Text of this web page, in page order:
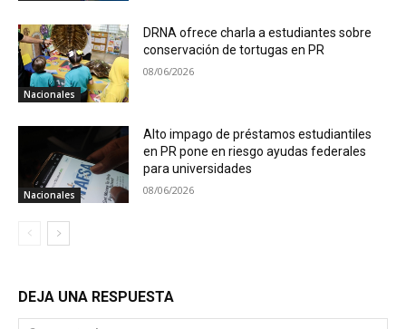
Nacionales
DRNA ofrece charla a estudiantes sobre
conservación de tortugas en PR
08/06/2026
Nacionales
Alto impago de préstamos estudiantiles
en PR pone en riesgo ayudas federales
para universidades
08/06/2026
DEJA UNA RESPUESTA